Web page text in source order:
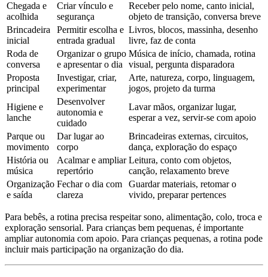
Chegada e
acolhida
Criar vínculo e
segurança
Receber pelo nome, canto inicial,
objeto de transição, conversa breve
Brincadeira
inicial
Permitir escolha e
entrada gradual
Livros, blocos, massinha, desenho
livre, faz de conta
Roda de
conversa
Organizar o grupo
e apresentar o dia
Música de início, chamada, rotina
visual, pergunta disparadora
Proposta
principal
Investigar, criar,
experimentar
Arte, natureza, corpo, linguagem,
jogos, projeto da turma
Higiene e
lanche
Desenvolver
autonomia e
cuidado
Lavar mãos, organizar lugar,
esperar a vez, servir-se com apoio
Parque ou
movimento
Dar lugar ao
corpo
Brincadeiras externas, circuitos,
dança, exploração do espaço
História ou
música
Acalmar e ampliar
repertório
Leitura, conto com objetos,
canção, relaxamento breve
Organização
e saída
Fechar o dia com
clareza
Guardar materiais, retomar o
vivido, preparar pertences
Para bebês, a rotina precisa respeitar sono, alimentação, colo, troca e
exploração sensorial. Para crianças bem pequenas, é importante
ampliar autonomia com apoio. Para crianças pequenas, a rotina pode
incluir mais participação na organização do dia.